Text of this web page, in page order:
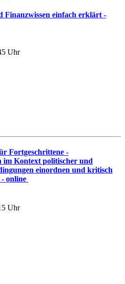
Finanzwissen einfach erklärt -
Uhr
Fortgeschrittene -
Kontext politischer und
einordnen und kritisch
online
Uhr